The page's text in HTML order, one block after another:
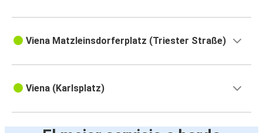
Viena Matzleinsdorferplatz (Triester Straße)
Viena (Karlsplatz)